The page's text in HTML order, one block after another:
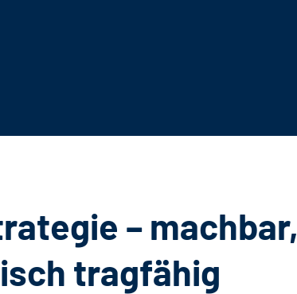
– machbar,
tragfähig